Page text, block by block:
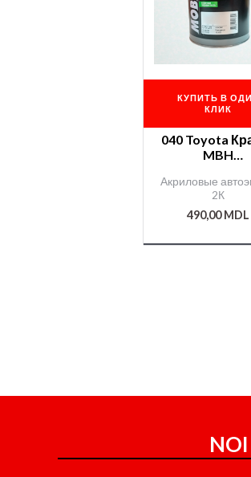
КУПИТЬ В
КЛИК
040 Toyota
MBH
0
0,375л./
Акриловые
2К
490,00MDL